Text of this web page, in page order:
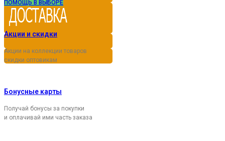
ПОМОЩЬ В ВЫБОРЕ
Акции и скидки
Акции на коллекции товаров
скидки оптовикам
Бонусные карты
Получай бонусы за покупки
и оплачивай ими часть заказа